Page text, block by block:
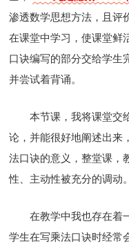
渗透数学思想方法，且评
在课堂中学习，使课堂鲜
口诀编写的部分交给学生
并尝试着背诵。
本节课，我将课堂交
论，并能很好地阐述出来
法口诀的意义，整堂课，
性、主动性被充分的调动。
在教学中我也存在着
学生在写乘法口诀时经常